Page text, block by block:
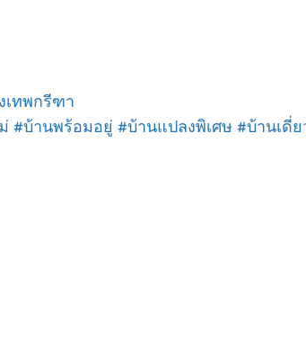
เทพกรีฑา
#บ้านพร้อมอยู่ #บ้านแปลงพิเศษ #บ้านเดี่